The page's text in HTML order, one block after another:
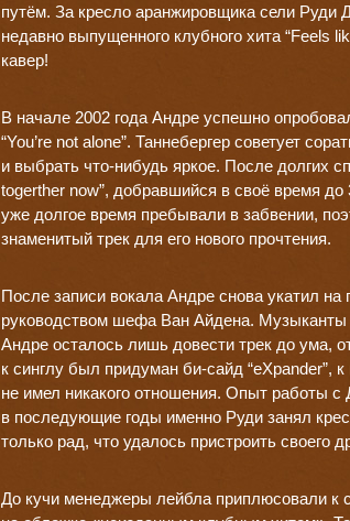
путём. За кресло аранжировщика сели Руди
недавно выпущенного клубного хита “Feels
кавер!
В начале 2002 года Андре успешно
“You’re not alone”. Таннебергер советует
и выбрать что-нибудь яркое. После долгих
togerther now”, добравшийся в своё время
уже долгое время пребывали в забвении,
знаменитый трек для его нового прочтения.
После записи вокала Андре снова укатил
руководством шефа Ван Айдена. Музыканты
Андре осталось лишь довести трек до ума,
к синглу был придуман би-сайд “eXpander”,
не имел никакого отношения. Опыт работы
в последующие годы именно Руди занял
только рад, что удалось пристроить своего
До кучи менеджеры лейбла приплюсовали к